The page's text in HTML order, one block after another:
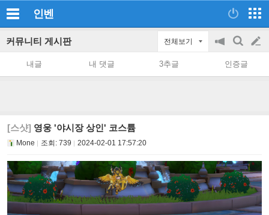
인벤
커뮤니티 게시판 전체보기
공
on/off
검
색
글
쓰
내글 내 댓글 3추글 인증글
[스샷] 영웅 '야시장 상인' 코스튬
Mone 조회: 739 2024-02-01 17:57:20